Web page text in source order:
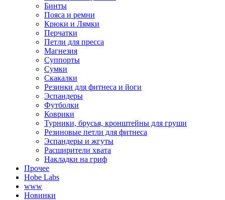
Бинты
Пояса и ремни
Крюки и Лямки
Перчатки
Петли для пресса
Магнезия
Суппорты
Сумки
Скакалки
Резинки для фитнеса и йоги
Эспандеры
Футболки
Коврики
Турники, брусья, кронштейны для груши
Резиновые петли для фитнеса
Эспандеры и жгуты
Расширители хвата
Накладки на гриф
Прочее
Hobe Labs
www
Новинки